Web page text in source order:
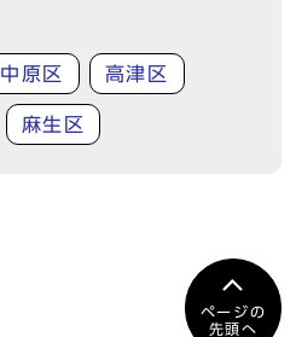
中原区 高津区
麻生区
ページの
先頭へ